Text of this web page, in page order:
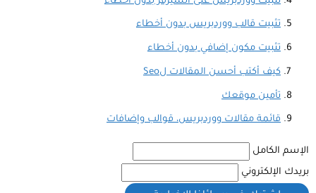
تثبيت قالب ووردبريس بدون أخطاء
تثبيت مكون إضافي بدون أخطاء
كيف أكتب أحسن المقالات لSeo
تأمين موقعك
قائمة مقالات ووردبريس، قوالب وإضافات
الإسم الكامل
بريدك الإلكتروني